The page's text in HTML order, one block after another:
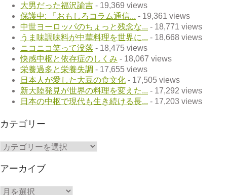
大男だった福沢諭吉 - 19,369 views
保護中: 「おもしろコラム通信... - 19,361 views
中世ヨーロッパのちょっと残念な... - 18,771 views
うま味調味料が中華料理を世界に... - 18,668 views
ニコニコ笑って没落 - 18,475 views
快感中枢と依存症のしくみ - 18,067 views
栄養過多と栄養失調 - 17,655 views
日本人が愛した大豆の食文化 - 17,505 views
新大陸発見が世界の料理を変えた... - 17,292 views
日本の中枢で現代も生き続ける長... - 17,203 views
カテゴリー
カ
ゴ
ー
アーカイブ
ア